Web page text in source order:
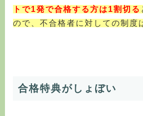
トで1発で合格する方は1割切る
ので、不合格者に対しての制度
合格特典がしょぼい